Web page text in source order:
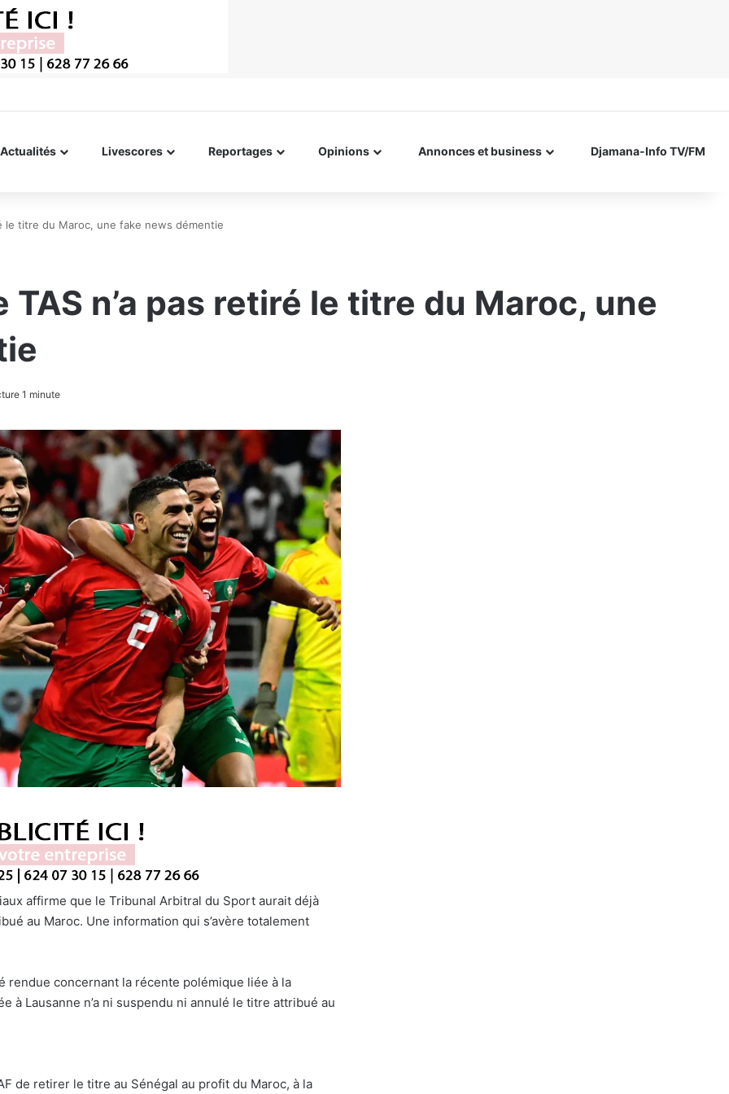
Livescores Reportages Opinions Annonces et business Djamana-Info TV/FM
le titre du Maroc, une fake news démentie
TAS n’a pas retiré le titre du Maroc, une
1 minute
affirme que le Tribunal Arbitral du Sport aurait déjà
au Maroc. Une information qui s’avère totalement
rendue concernant la récente polémique liée à la
à Lausanne n’a ni suspendu ni annulé le titre attribué au
de retirer le titre au Sénégal au profit du Maroc, à la